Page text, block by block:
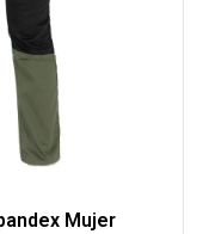
Mujer